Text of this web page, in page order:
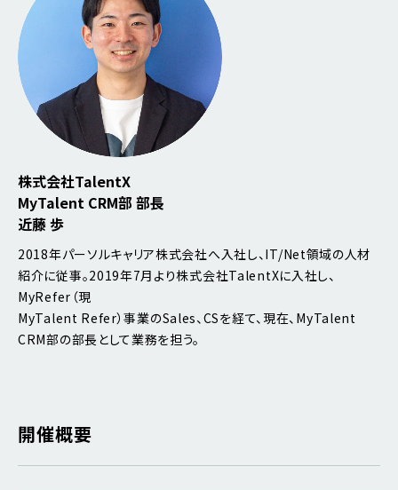
株式会社TalentX
MyTalent CRM部 部長
近藤 歩
2018年パーソルキャリア株式会社へ入社し、IT/Net領域の人材
紹介に従事。2019年7月より株式会社TalentXに入社し、
MyRefer（現
MyTalent Refer）事業のSales、CSを経て、現在、MyTalent
CRM部の部長として業務を担う。
開催概要